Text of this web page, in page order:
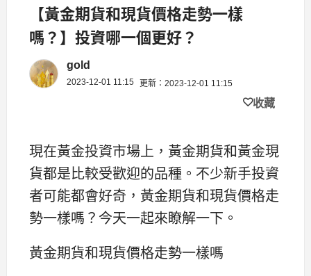
【黃金期貨和現貨價格走勢一樣
嗎？】投資哪一個更好？
gold
2023-12-01 11:15 更新：2023-12-01 11:15
收藏
現在黃金投資市場上，黃金期貨和黃金現
貨都是比較受歡迎的品種。不少新手投資
者可能都會好奇，黃金期貨和現貨價格走
勢一樣嗎？今天一起來瞭解一下。
黃金期貨和現貨價格走勢一樣嗎